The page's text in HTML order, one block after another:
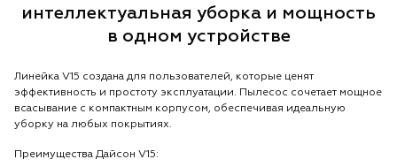
интеллектуальная уборка и мощность
в одном устройстве
Линейка V15 создана для пользователей, которые ценят
эффективность и простоту эксплуатации. Пылесос сочетает мощное
всасывание с компактным корпусом, обеспечивая идеальную
уборку на любых покрытиях.
Преимущества Дайсон V15: